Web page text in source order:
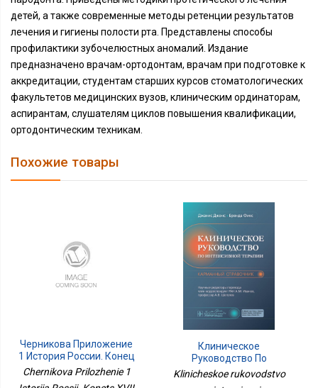
детей, а также современные методы ретенции результатов
лечения и гигиены полости рта. Представлены способы
профилактики зубочелюстных аномалий. Издание
предназначено врачам-ортодонтам, врачам при подготовке к
аккредитации, студентам старших курсов стоматологических
факультетов медицинских вузов, клиническим ординаторам,
аспирантам, слушателям циклов повышения квалификации,
ортодонтическим техникам.
Похожие товары
Черникова Приложение
1 История России. Конец
XVII - XVIII Век. 8 Кл.
Chernikova Prilozhenie 1
Клиническое
Руководство По
Интенсивной
Klinicheskoe rukovodstvo